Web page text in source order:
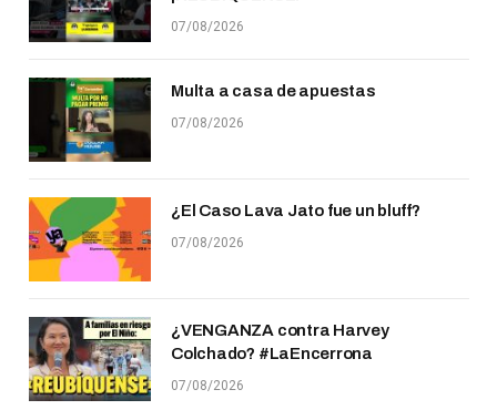
07/08/2026
Multa a casa de apuestas
07/08/2026
¿El Caso Lava Jato fue un bluff?
07/08/2026
¿VENGANZA contra Harvey
Colchado? #LaEncerrona
07/08/2026